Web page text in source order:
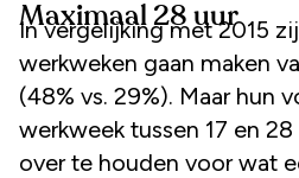
Maximaal 28 uur
In vergelijking met 2015
werkweken gaan maken
(48% vs. 29%). Maar hun
werkweek tussen 17 en
over te houden voor wat